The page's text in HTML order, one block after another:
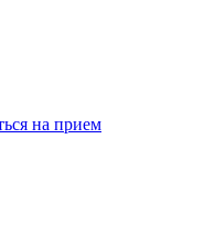
на прием